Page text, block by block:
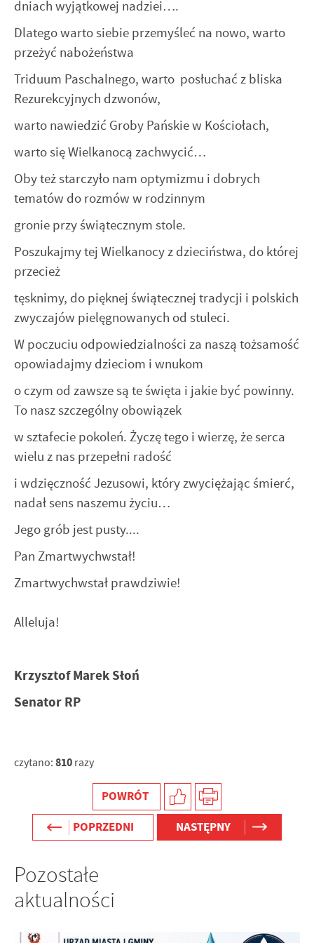
dniach wyjątkowej nadziei….
Dlatego warto siebie przemyśleć na nowo, warto
przeżyć nabożeństwa
Triduum Paschalnego, warto posłuchać z bliska
Rezurekcyjnych dzwonów,
warto nawiedzić Groby Pańskie w Kościołach,
warto się Wielkanocą zachwycić…
Oby też starczyło nam optymizmu i dobrych
tematów do rozmów w rodzinnym
gronie przy świątecznym stole.
Poszukajmy tej Wielkanocy z dzieciństwa, do której
przecież
tęsknimy, do pięknej świątecznej tradycji i polskich
zwyczajów pielęgnowanych od stuleci.
W poczuciu odpowiedzialności za naszą tożsamość
opowiadajmy dzieciom i wnukom
o czym od zawsze są te święta i jakie być powinny.
To nasz szczególny obowiązek
w sztafecie pokoleń. Życzę tego i wierzę, że serca
wielu z nas przepełni radość
i wdzięczność Jezusowi, który zwyciężając śmierć,
nadał sens naszemu życiu…
Jego grób jest pusty....
Pan Zmartwychwstał!
Zmartwychwstał prawdziwie!
Alleluja!
Krzysztof Marek Słoń
Senator RP
czytano: 810 razy
POWRÓT
POPRZEDNI
NASTĘPNY
Pozostałe
aktualności
internetowej. Treści promocyjne mogą pojawić się na stronach
podmiotów trzecich lub firm będących naszymi partnerami oraz
innych dostawców usług. Firmy te działają w charakterze
pośredników prezentujących nasze treści w postaci wiadomości,
ofert, komunikatów mediów społecznościowych.